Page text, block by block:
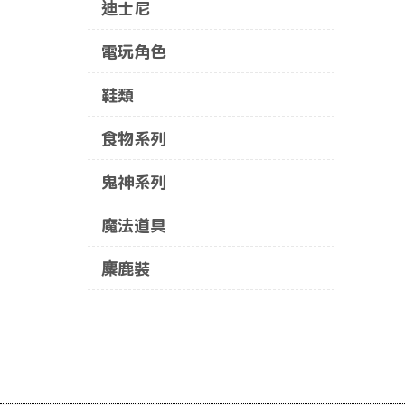
迪士尼
電玩角色
鞋類
食物系列
鬼神系列
魔法道具
麋鹿裝